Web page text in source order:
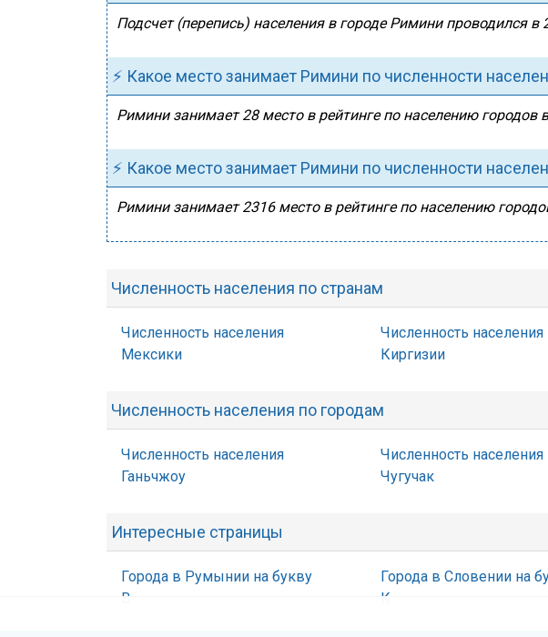
Подсчет (перепись) населения в городе Римини проводился в
⚡ Какое место занимает Римини по численности
Римини занимает 28 место в рейтинге по населению городов
⚡ Какое место занимает Римини по численности
Римини занимает 2316 место в рейтинге по населению
Численность населения по странам
Численность населения
Мексики
Численность населения
Киргизии
Численность населения по городам
Численность населения
Ганьчжоу
Численность населения
Чугучак
Интересные страницы
Города в Румынии на букву
В
Города в Словении на
К